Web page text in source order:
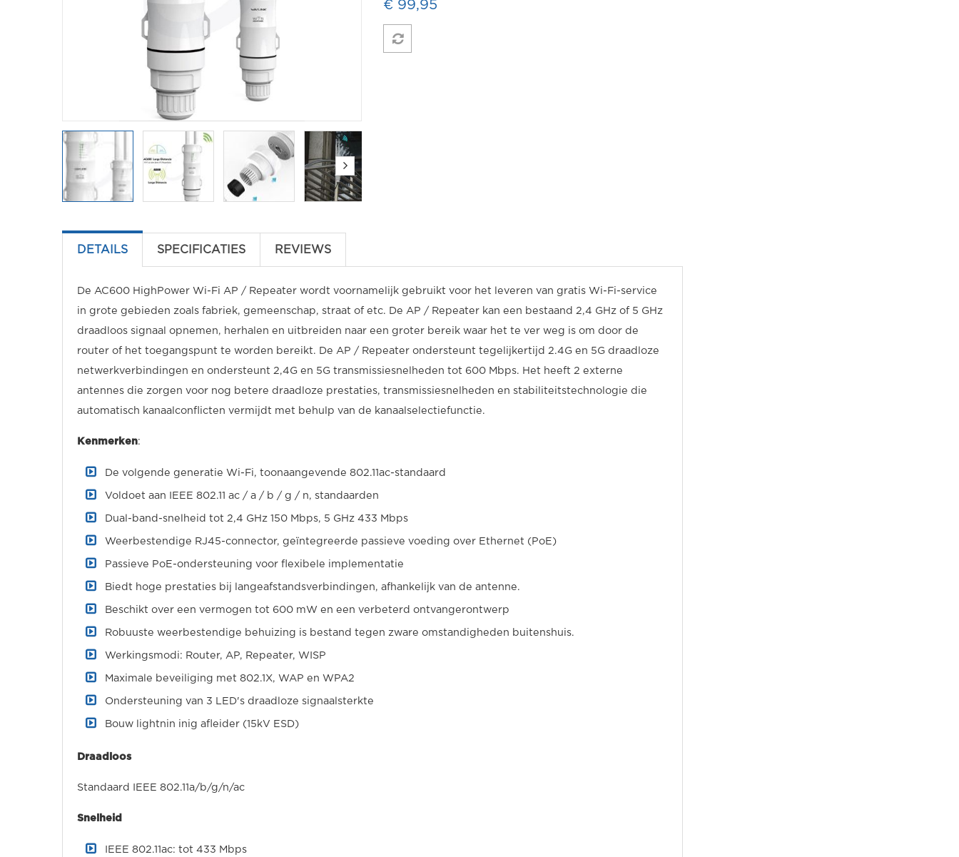
€ 99,95
DETAILS SPECIFICATIES REVIEWS
De AC600 HighPower Wi-Fi AP / Repeater wordt voornamelijk gebruikt voor het leveren van gratis Wi-Fi-service
in grote gebieden zoals fabriek, gemeenschap, straat of etc. De AP / Repeater kan een bestaand 2,4 GHz of 5 GHz
draadloos signaal opnemen, herhalen en uitbreiden naar een groter bereik waar het te ver weg is om door de
router of het toegangspunt te worden bereikt. De AP / Repeater ondersteunt tegelijkertijd 2.4G en 5G draadloze
netwerkverbindingen en ondersteunt 2,4G en 5G transmissiesnelheden tot 600 Mbps. Het heeft 2 externe
antennes die zorgen voor nog betere draadloze prestaties, transmissiesnelheden en stabiliteitstechnologie die
automatisch kanaalconflicten vermijdt met behulp van de kanaalselectiefunctie.
Kenmerken:
De volgende generatie Wi-Fi, toonaangevende 802.11ac-standaard
Voldoet aan IEEE 802.11 ac / a / b / g / n, standaarden
Dual-band-snelheid tot 2,4 GHz 150 Mbps, 5 GHz 433 Mbps
Weerbestendige RJ45-connector, geïntegreerde passieve voeding over Ethernet (PoE)
Passieve PoE-ondersteuning voor flexibele implementatie
Biedt hoge prestaties bij langeafstandsverbindingen, afhankelijk van de antenne.
Beschikt over een vermogen tot 600 mW en een verbeterd ontvangerontwerp
Robuuste weerbestendige behuizing is bestand tegen zware omstandigheden buitenshuis.
Werkingsmodi: Router, AP, Repeater, WISP
Maximale beveiliging met 802.1X, WAP en WPA2
Ondersteuning van 3 LED's draadloze signaalsterkte
Bouw lightnin inig afleider (15kV ESD)
Draadloos
Standaard IEEE 802.11a/b/g/n/ac
Snelheid
IEEE 802.11ac: tot 433 Mbps